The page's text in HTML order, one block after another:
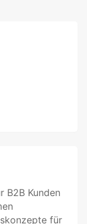
B2B Kunden
für